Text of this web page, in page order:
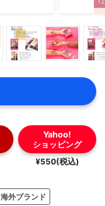
Yahoo!
ショッピング
¥550(税込)
海外ブランド